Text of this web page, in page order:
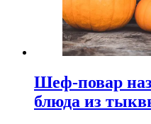
Шеф-повар
блюда из